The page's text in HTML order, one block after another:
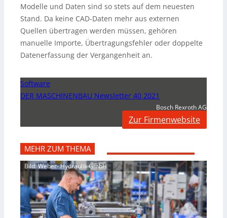
Modelle und Daten sind so stets auf dem neuesten
Stand. Da keine CAD-Daten mehr aus externen
Quellen übertragen werden müssen, gehören
manuelle Importe, Übertragungsfehler oder doppelte
Datenerfassung der Vergangenheit an.
Software
DER MASCHINENBAU Newsletter 40 2021
Bosch Rexroth AG
Zur Firmenwebsite
MEHR ZUM THEMA
Bild: Weber- Hydraulik GmbH